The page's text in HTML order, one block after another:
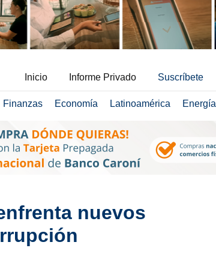
Inicio Informe Privado Suscríbete
Finanzas Economía Latinoamérica Energía
nuevos